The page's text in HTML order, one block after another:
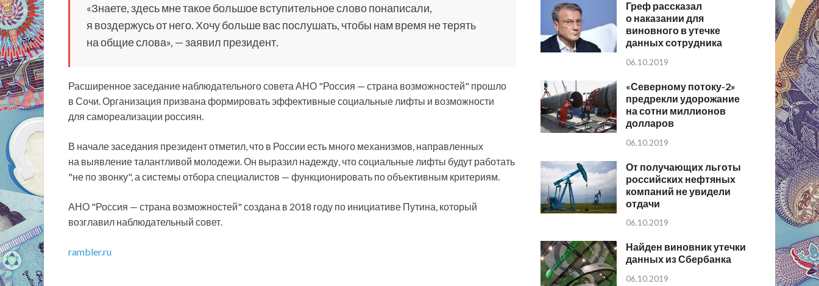
«Знаете, здесь мне такое большое вступительное слово понаписали,
я воздержусь от него. Хочу больше вас послушать, чтобы нам время не терять
на общие слова», — заявил президент.
Расширенное заседание наблюдательного совета АНО "Россия — страна возможностей" прошло
в Сочи. Организация призвана формировать эффективные социальные лифты и возможности
для самореализации россиян.
В начале заседания президент отметил, что в России есть много механизмов, направленных
на выявление талантливой молодежи. Он выразил надежду, что социальные лифты будут работать
"не по звонку", а системы отбора специалистов — функционировать по объективным критериям.
АНО "Россия — страна возможностей" создана в 2018 году по инициативе Путина, который
возглавил наблюдательный совет.
rambler.ru
Греф рассказал
о наказании для
виновного в утечке
данных сотрудника
06.10.2019
«Северному потоку-2»
предрекли удорожание
на сотни миллионов
долларов
06.10.2019
От получающих льготы
российских нефтяных
компаний не увидели
отдачи
06.10.2019
Найден виновник утечки
данных из Сбербанка
06.10.2019